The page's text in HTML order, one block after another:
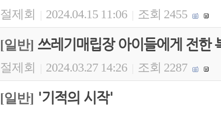
절제회 | 2024.04.15 11:06 | 조회 2455
[일반] 쓰레기매립장 아이들에게 전한
절제회 2024.03.27 14:26 조회 2287
[일반] '기적의 시작'